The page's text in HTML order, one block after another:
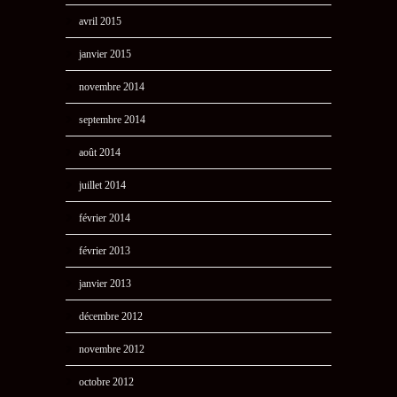
avril 2015
janvier 2015
novembre 2014
septembre 2014
août 2014
juillet 2014
février 2014
février 2013
janvier 2013
décembre 2012
novembre 2012
octobre 2012